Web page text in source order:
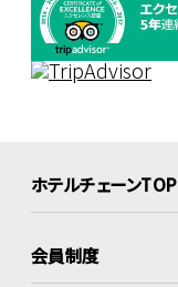
ホテルチェーンTOP
会員制度